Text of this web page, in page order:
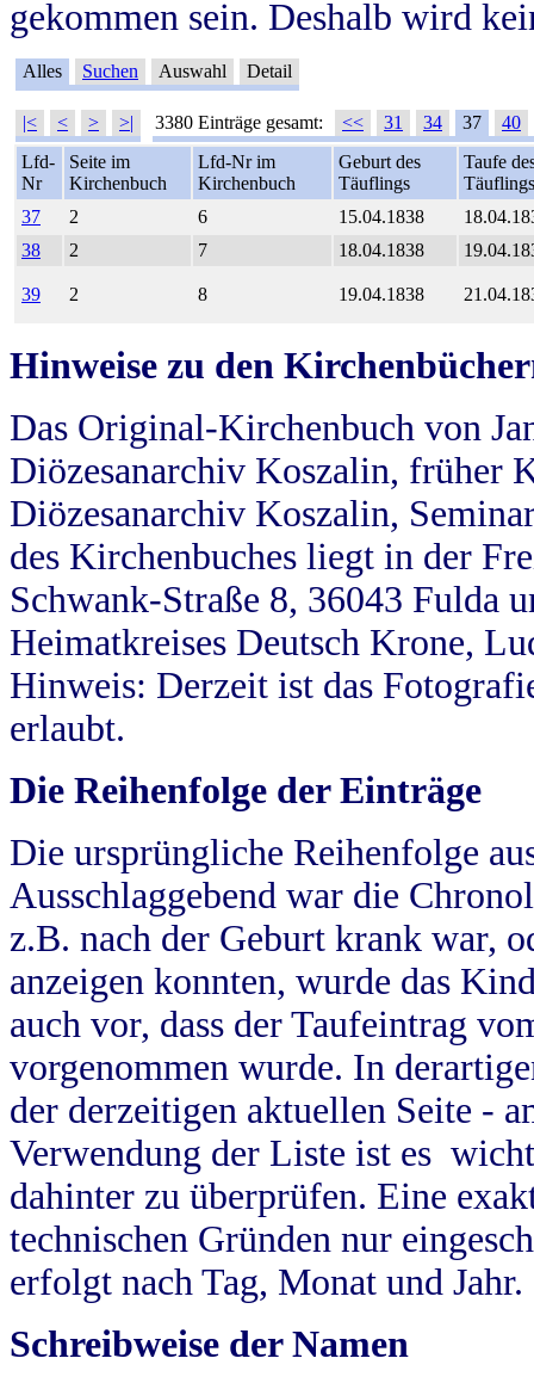
gekommen sein. Deshalb wird
Alles Suchen Auswahl Detail
|< < > >| 3380 Einträge gesamt: << 31 34 37
40
Lfd-
Nr
Seite im
Kirchenbuch
Lfd-Nr im
Kirchenbuch
Geburt des
Täuflings
Taufe
Täuflings
37
2 6 15.04.1838
38
2 7 18.04.1838
39 2 8 19.04.1838
Hinweise zu den
Das Original-Kirchenbuch von
Diözesanarchiv Koszalin, früher
Diözesanarchiv Koszalin,
des Kirchenbuches liegt in der
Schwank-Straße 8, 36043 Fulda
Heimatkreises Deutsch Krone,
Hinweis: Derzeit ist das
erlaubt.
Die Reihenfolge der Einträge
Die ursprüngliche Reihenfolge
Ausschlaggebend war die
z.B. nach der Geburt krank war,
anzeigen konnten, wurde das
auch vor, dass der Taufeintrag
vorgenommen wurde. In
der derzeitigen aktuellen Seite -
Verwendung der Liste ist es
dahinter zu überprüfen. Eine
technischen Gründen nur
erfolgt nach Tag, Monat und Jahr.
Schreibweise der Namen